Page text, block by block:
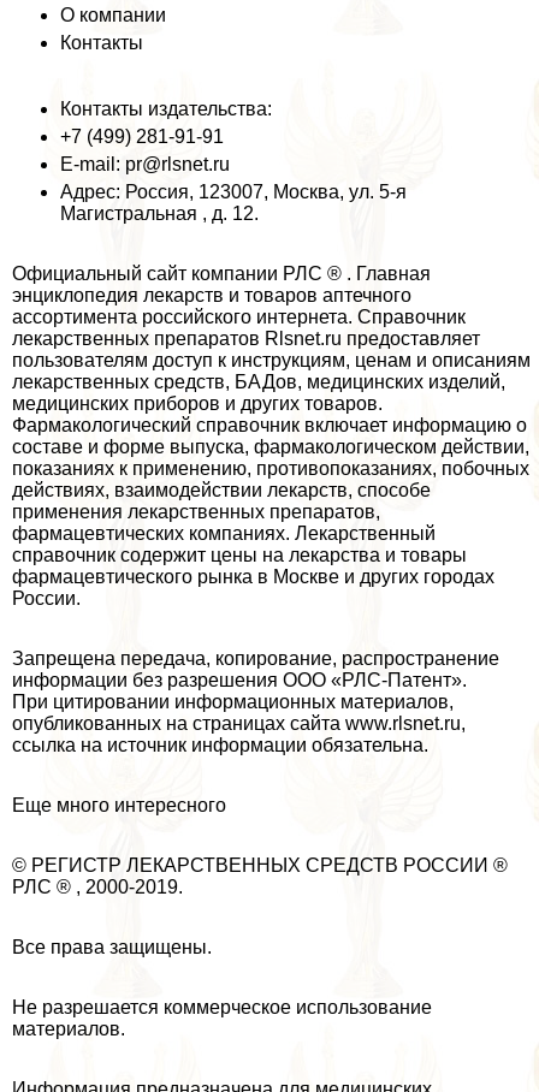
О компании
Контакты
Контакты издательства:
+7 (499) 281-91-91
E-mail: pr@rlsnet.ru
Адрес: Россия, 123007, Москва, ул. 5-я
Магистральная , д. 12.
Официальный сайт компании РЛС ® . Главная
энциклопедия лекарств и товаров аптечного
ассортимента российского интернета. Справочник
лекарственных препаратов Rlsnet.ru предоставляет
пользователям доступ к инструкциям, ценам и описаниям
лекарственных средств, БАДов, медицинских изделий,
медицинских приборов и других товаров.
Фармакологический справочник включает информацию о
составе и форме выпуска, фармакологическом действии,
показаниях к применению, противопоказаниях, побочных
действиях, взаимодействии лекарств, способе
применения лекарственных препаратов,
фармацевтических компаниях. Лекарственный
справочник содержит цены на лекарства и товары
фармацевтического рынка в Москве и других городах
России.
Запрещена передача, копирование, распространение
информации без разрешения ООО «РЛС-Патент».
При цитировании информационных материалов,
опубликованных на страницах сайта www.rlsnet.ru,
ссылка на источник информации обязательна.
Еще много интересного
© РЕГИСТР ЛЕКАРСТВЕННЫХ СРЕДСТВ РОССИИ ®
РЛС ® , 2000-2019.
Все права защищены.
Не разрешается коммерческое использование
материалов.